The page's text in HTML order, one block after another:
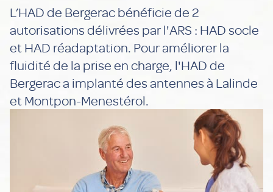
L’HAD de Bergerac bénéficie de 2
autorisations délivrées par l'ARS : HAD socle
et HAD réadaptation. Pour améliorer la
fluidité de la prise en charge, l'HAD de
Bergerac a implanté des antennes à Lalinde
et Montpon-Menestérol.